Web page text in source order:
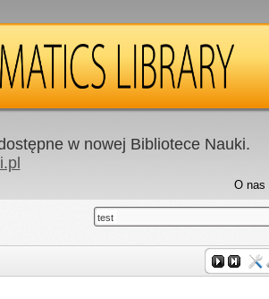
w nowej Bibliotece Nauki.
O nas
test